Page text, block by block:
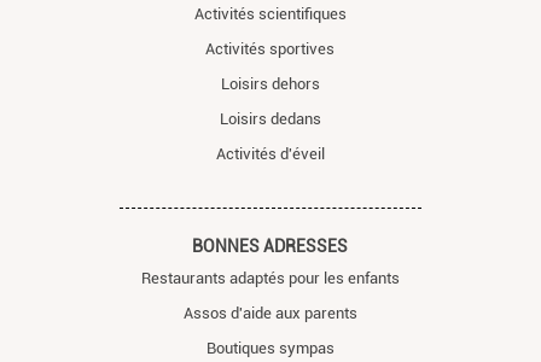
Activités scientifiques
Activités sportives
Loisirs dehors
Loisirs dedans
Activités d'éveil
BONNES ADRESSES
Restaurants adaptés pour les enfants
Assos d'aide aux parents
Boutiques sympas